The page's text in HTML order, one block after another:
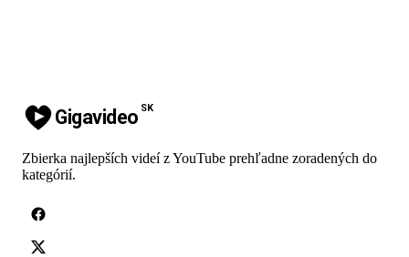
Gigavideo SK
Zbierka najlepších videí z YouTube prehľadne zoradených do
kategórií.